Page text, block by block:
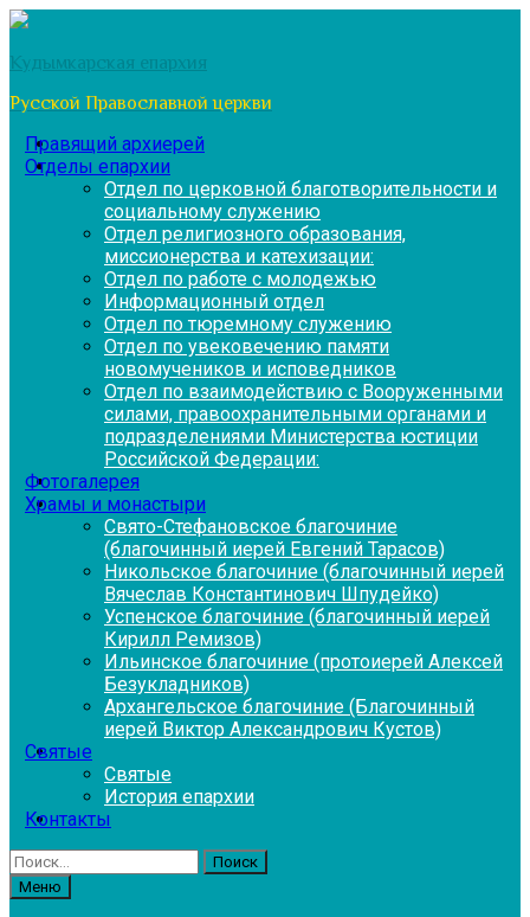
Перейти
содержимому
Кудымкарская епархия
Русской Православной церкви
Правящий архиерей
Отделы епархии
Отдел по церковной благотворительности и
социальному служению
Отдел религиозного образования,
миссионерства и катехизации:
Отдел по работе с молодежью
Информационный отдел
Отдел по тюремному служению
Отдел по увековечению памяти
новомучеников и исповедников
Отдел по взаимодействию с Вооруженными
силами, правоохранительными органами и
подразделениями Министерства юстиции
Российской Федерации:
Фотогалерея
Храмы и монастыри
Свято-Стефановское благочиние
(благочинный иерей Евгений Тарасов)
Никольское благочиние (благочинный иерей
Вячеслав Константинович Шпудейко)
Успенское благочиние (благочинный иерей
Кирилл Ремизов)
Ильинское благочиние (протоиерей Алексей
Безукладников)
Архангельское благочиние (Благочинный
иерей Виктор Александрович Кустов)
Святые
Святые
История епархии
Контакты
Найти:
Меню